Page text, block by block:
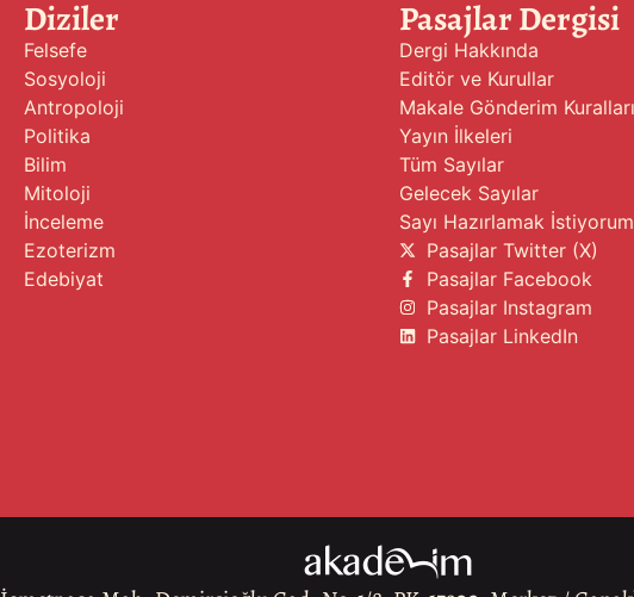
Diziler
Felsefe
Sosyoloji
Antropoloji
Politika
Bilim
Mitoloji
İnceleme
Ezoterizm
Edebiyat
Pasajlar Dergisi
Dergi Hakkında
Editör ve Kurullar
Makale Gönderim Kuralları
Yayın İlkeleri
Tüm Sayılar
Gelecek Sayılar
Sayı Hazırlamak İstiyorum
Pasajlar Twitter (X)
Pasajlar Facebook
Pasajlar Instagram
Pasajlar LinkedIn